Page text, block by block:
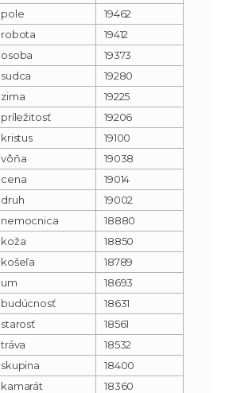
pole
19462
robota
19412
osoba
19373
sudca
19280
zima
19225
príležitosť
19206
kristus
19100
vôňa
19038
cena
19014
druh
19002
nemocnica
18880
koža
18850
košeľa
18789
um
18693
budúcnosť
18631
starosť
18561
tráva
18532
skupina
18400
kamarát
18360